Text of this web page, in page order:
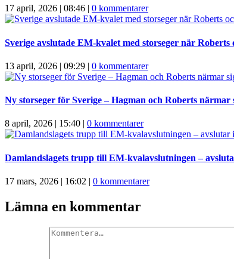
17 april, 2026 | 08:46 | 0 kommentarer
Sverige avslutade EM-kvalet med storseger när Roberts
13 april, 2026 | 09:29 | 0 kommentarer
Ny storseger för Sverige – Hagman och Roberts närmar
8 april, 2026 | 15:40 0 kommentarer
Damlandslagets trupp till EM-kvalavslutningen –
17 mars, 2026 | 16:02 | 0 kommentarer
Lämna en kommentar